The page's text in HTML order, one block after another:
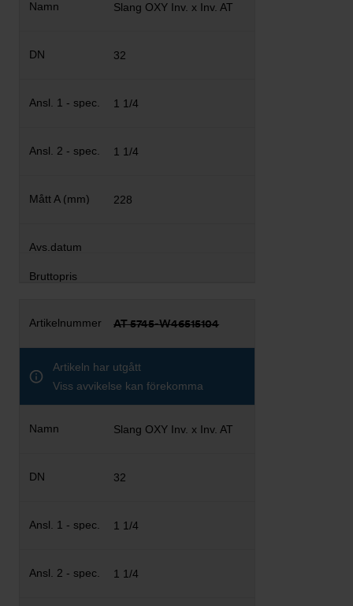
Slang OXY Inv. x Inv. AT
32
1 1/4
1 1/4
228
AT 5745-W46515104
Artikeln har utgått
Viss avvikelse kan förekomma
Slang OXY Inv. x Inv. AT
32
1 1/4
1 1/4